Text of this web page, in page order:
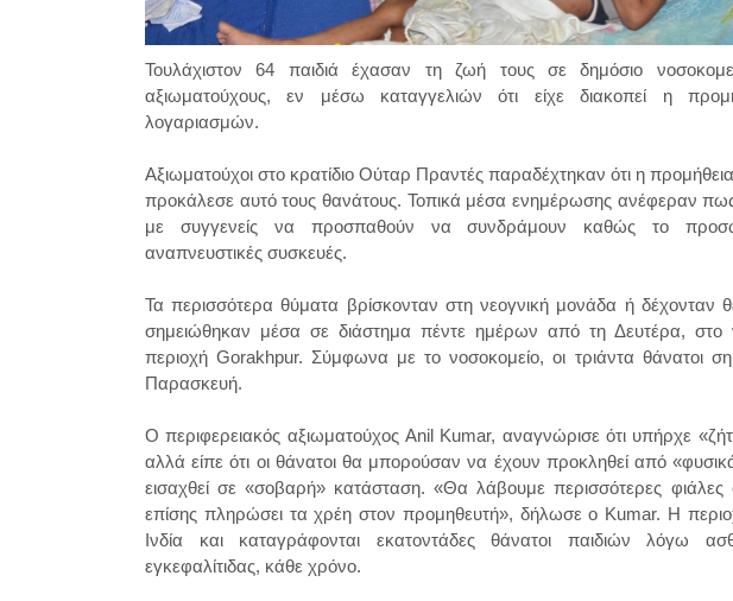
Τουλάχιστον 64 παιδιά έχασαν τη ζωή τους σε δημόσιο
αξιωματούχους, εν μέσω καταγγελιών ότι είχε διακοπεί η
λογαριασμών.
Αξιωματούχοι στο κρατίδιο Ούταρ Πραντές παραδέχτηκαν ότι η
προκάλεσε αυτό τους θανάτους. Τοπικά μέσα ενημέρωσης ανέφεραν
με συγγενείς να προσπαθούν να συνδράμουν καθώς το
αναπνευστικές συσκευές.
Τα περισσότερα θύματα βρίσκονταν στη νεογνική μονάδα ή δέχονταν
σημειώθηκαν μέσα σε διάστημα πέντε ημέρων από τη Δευτέρα, στο
περιοχή Gorakhpur. Σύμφωνα με το νοσοκομείο, οι τριάντα θάνατοι
Παρασκευή.
Ο περιφερειακός αξιωματούχος Anil Kumar, αναγνώρισε ότι υπήρχε
αλλά είπε ότι οι θάνατοι θα μπορούσαν να έχουν προκληθεί από
εισαχθεί σε «σοβαρή» κατάσταση. «Θα λάβουμε περισσότερες
επίσης πληρώσει τα χρέη στον προμηθευτή», δήλωσε ο Kumar. Η
Ινδία και καταγράφονται εκατοντάδες θάνατοι παιδιών λόγω
εγκεφαλίτιδας, κάθε χρόνο.